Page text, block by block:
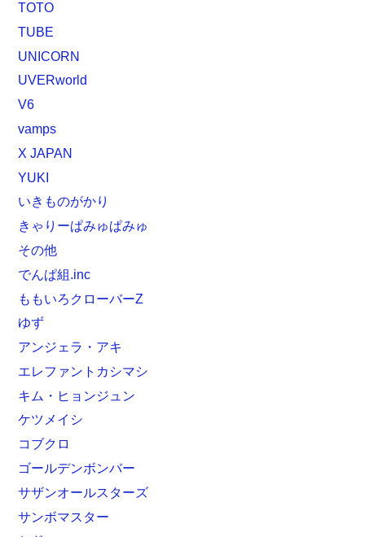
TOTO
TUBE
UNICORN
UVERworld
V6
vamps
X JAPAN
YUKI
いきものがかり
きゃりーぱみゅぱみゅ
その他
でんぱ組.inc
ももいろクローバーZ
ゆず
アンジェラ・アキ
エレファントカシマシ
キム・ヒョンジュン
ケツメイシ
コブクロ
ゴールデンボンバー
サザンオールスターズ
サンボマスター